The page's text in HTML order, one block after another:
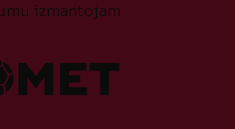
izmantojam